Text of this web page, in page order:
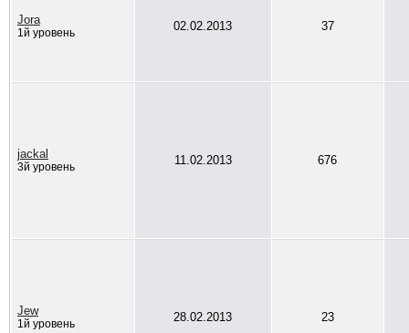
Jora
1й уровень 02.02.2013 37
jackal
3й уровень 11.02.2013 676
Jew
1й уровень 28.02.2013 23